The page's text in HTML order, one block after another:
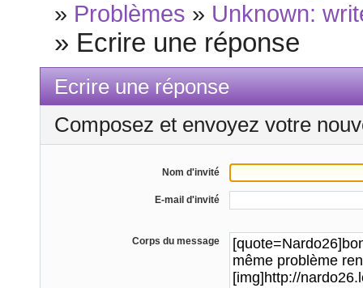
» Problèmes » Unknown:
» Ecrire une réponse
Ecrire une réponse
Composez et envoyez votre
Nom d'invité
E-mail d'invité
Corps du message